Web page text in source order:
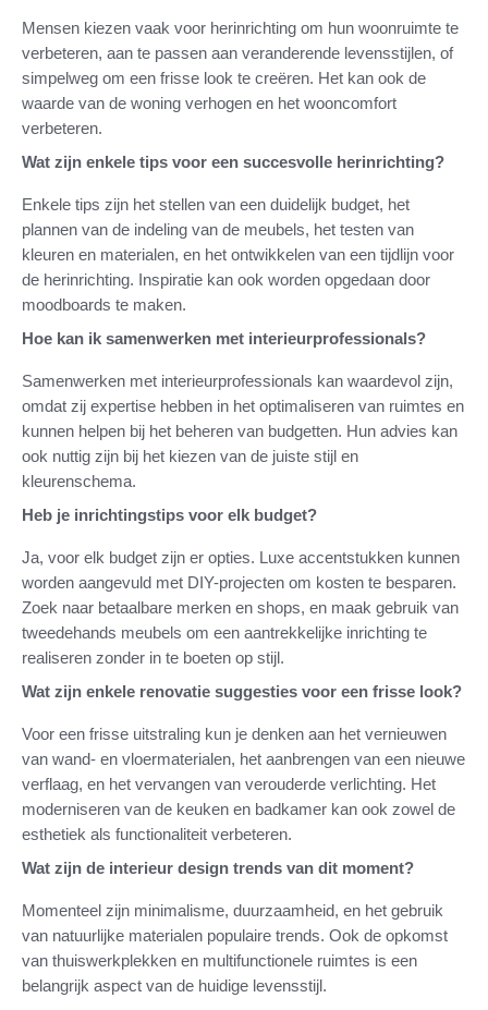
Mensen kiezen vaak voor herinrichting om hun woonruimte te
verbeteren, aan te passen aan veranderende levensstijlen, of
simpelweg om een frisse look te creëren. Het kan ook de
waarde van de woning verhogen en het wooncomfort
verbeteren.
Wat zijn enkele tips voor een succesvolle herinrichting?
Enkele tips zijn het stellen van een duidelijk budget, het
plannen van de indeling van de meubels, het testen van
kleuren en materialen, en het ontwikkelen van een tijdlijn voor
de herinrichting. Inspiratie kan ook worden opgedaan door
moodboards te maken.
Hoe kan ik samenwerken met interieurprofessionals?
Samenwerken met interieurprofessionals kan waardevol zijn,
omdat zij expertise hebben in het optimaliseren van ruimtes en
kunnen helpen bij het beheren van budgetten. Hun advies kan
ook nuttig zijn bij het kiezen van de juiste stijl en
kleurenschema.
Heb je inrichtingstips voor elk budget?
Ja, voor elk budget zijn er opties. Luxe accentstukken kunnen
worden aangevuld met DIY-projecten om kosten te besparen.
Zoek naar betaalbare merken en shops, en maak gebruik van
tweedehands meubels om een aantrekkelijke inrichting te
realiseren zonder in te boeten op stijl.
Wat zijn enkele renovatie suggesties voor een frisse look?
Voor een frisse uitstraling kun je denken aan het vernieuwen
van wand- en vloermaterialen, het aanbrengen van een nieuwe
verflaag, en het vervangen van verouderde verlichting. Het
moderniseren van de keuken en badkamer kan ook zowel de
esthetiek als functionaliteit verbeteren.
Wat zijn de interieur design trends van dit moment?
Momenteel zijn minimalisme, duurzaamheid, en het gebruik
van natuurlijke materialen populaire trends. Ook de opkomst
van thuiswerkplekken en multifunctionele ruimtes is een
belangrijk aspect van de huidige levensstijl.